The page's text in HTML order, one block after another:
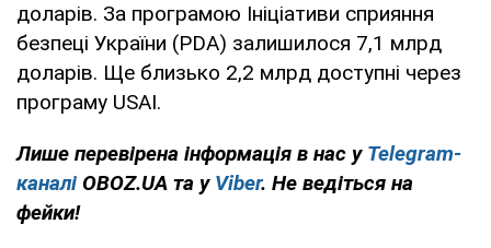
доларів. За програмою Ініціативи сприяння
безпеці України (PDA) залишилося 7,1 млрд
доларів. Ще близько 2,2 млрд доступні через
програму USAI.
Лише перевірена інформація в нас у Telegram-
каналі OBOZ.UA та у Viber. Не ведіться на
фейки!